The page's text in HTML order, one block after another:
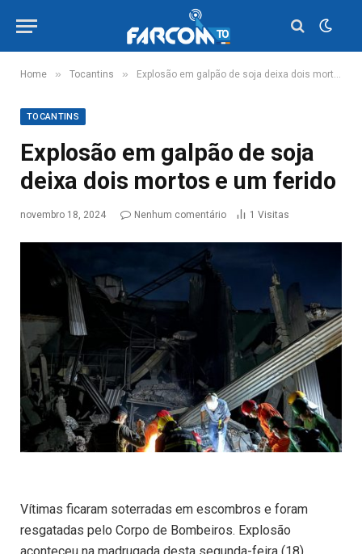
Home » Tocantins » Explosão em galpão de soja deixa dois mortos e um ferido
TOCANTINS
Explosão em galpão de soja
deixa dois mortos e um ferido
novembro 18, 2024 Nenhum comentário 1 Visitas
Vítimas ficaram soterradas em escombros e foram
resgatadas pelo Corpo de Bombeiros. Explosão